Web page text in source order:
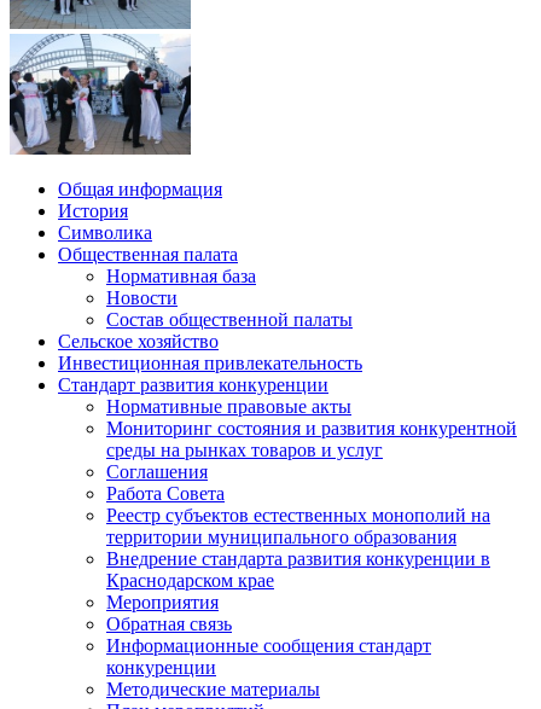
Общая информация
История
Символика
Общественная палата
Нормативная база
Новости
Состав общественной палаты
Сельское хозяйство
Инвестиционная привлекательность
Стандарт развития конкуренции
Нормативные правовые акты
Мониторинг состояния и развития конкурентной
среды на рынках товаров и услуг
Соглашения
Работа Совета
Реестр субъектов естественных монополий на
территории муниципального образования
Внедрение стандарта развития конкуренции в
Краснодарском крае
Мероприятия
Обратная связь
Информационные сообщения стандарт
конкуренции
Методические материалы